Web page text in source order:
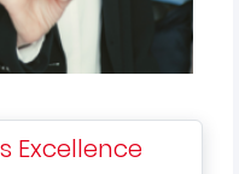
Excellence